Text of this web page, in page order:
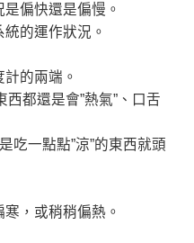
偏快還是偏慢。
的運作狀況。
的兩端。
西都還是會”熱氣”、口舌
吃一點點”涼”的東西就頭
，或稍稍偏熱。